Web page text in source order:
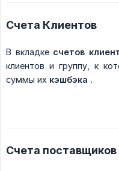
Счета Клиентов
В вкладке счетов
клиентов и группу, к
суммы их кэшбэка .
Счета поставщиков